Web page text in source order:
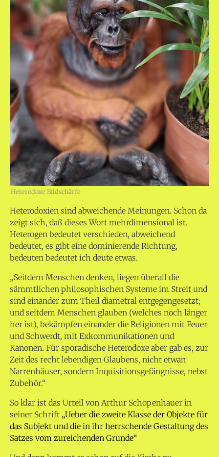
Heterodoxe Bildschärfe
Heterodoxien sind abweichende Meinungen. Schon da
zeigt sich, daß dieses Wort mehrdimensional ist.
Heterogen bedeutet verschieden, abweichend
bedeutet, es gibt eine dominierende Richtung,
bedeuten bedeutet ich deute etwas.
„Seitdem Menschen denken, liegen überall die
sämmtlichen philosophischen Systeme im Streit und
sind einander zum Theil diametral entgegengesetzt;
und seitdem Menschen glauben (welches noch länger
her ist), bekämpfen einander die Religionen mit Feuer
und Schwerdt, mit Exkommunikationen und
Kanonen. Für sporadische Heterodoxe aber gab es, zur
Zeit des recht lebendigen Glaubens, nicht etwan
Narrenhäuser, sondern Inquisitionsgefängnisse, nebst
Zubehör.“
So klar ist das Urteil von Arthur Schopenhauer in
seiner Schrift „Ueber die zweite Klasse der Objekte für
das Subjekt und die in ihr herrschende Gestaltung des
Satzes vom zureichenden Grunde“